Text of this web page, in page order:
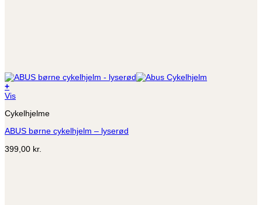
+
Dette
har
varianter.
kan
Vis
Cykelhjelme
ABUS børne cykelhjelm – lyserød
399,00 kr.